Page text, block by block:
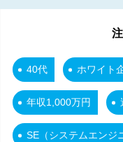
40代 ホワイト
年収1,000万円
SE（システムエンジ